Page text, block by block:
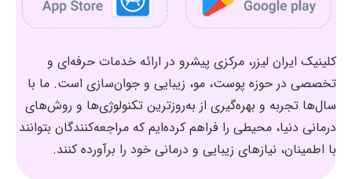
کلینیک ایران لیزر، مرکزی پیشرو در ارائه خدمات حرفه‌ای و
تخصصی در حوزه پوست، مو، زیبایی و جوان‌سازی است. ما با
سال‌ها تجربه و بهره‌گیری از به‌روزترین تکنولوژی‌ها و روش‌های
درمانی دنیا، محیطی را فراهم کرده‌ایم که مراجعه‌کنندگان بتوانند
با اطمینان، نیازهای زیبایی و درمانی خود را برآورده کنند.